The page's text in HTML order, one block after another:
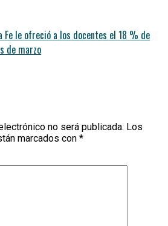
Fe le ofreció a los docentes el 18 % de
de marzo
no será publicada. Los
marcados con *